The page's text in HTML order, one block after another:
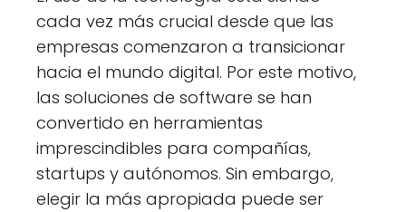
cada vez más crucial desde que las
empresas comenzaron a transicionar
hacia el mundo digital. Por este motivo,
las soluciones de software se han
convertido en herramientas
imprescindibles para compañías,
startups y autónomos. Sin embargo,
elegir la más apropiada puede ser